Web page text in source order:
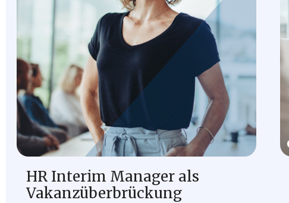
HR Interim Manager als
Vakanzüberbrückung